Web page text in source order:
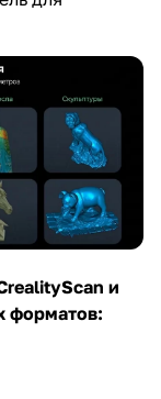
и
форматов: